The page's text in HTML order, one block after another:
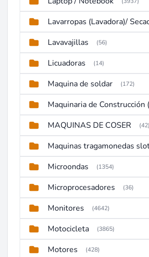
Lavarropas (Lavadora)/
Lavavajillas (56)
Licuadoras (14)
Maquina de soldar (172)
MAQUINAS DE COSER (42)
Maquinas tragamonedas
Microondas (1354)
Microprocesadores (36)
Monitores (4642)
Motocicleta (3865)
Motores (428)